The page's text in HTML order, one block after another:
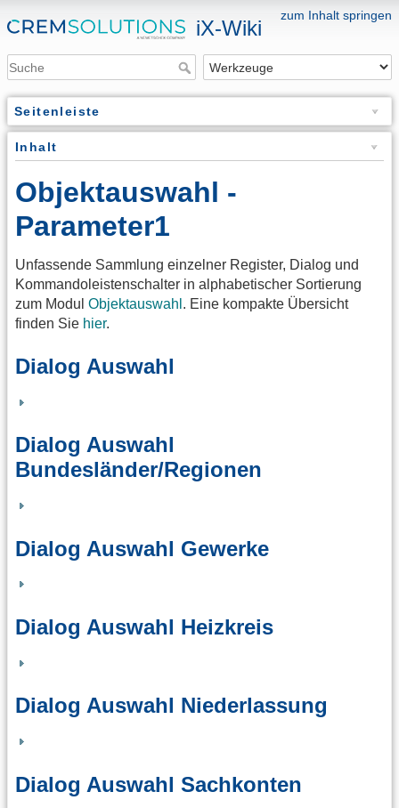
zum Inhalt springen
iX-Wiki
Seitenleiste
Inhalt
Objektauswahl -
Parameter1
Unfassende Sammlung einzelner Register, Dialog und
Kommandoleistenschalter in alphabetischer Sortierung
zum Modul Objektauswahl . Eine kompakte Übersicht
finden Sie hier.
Dialog Auswahl
Dialog Auswahl
Bundesländer/Regionen
Dialog Auswahl Gewerke
Dialog Auswahl Heizkreis
Dialog Auswahl Niederlassung
Dialog Auswahl Sachkonten